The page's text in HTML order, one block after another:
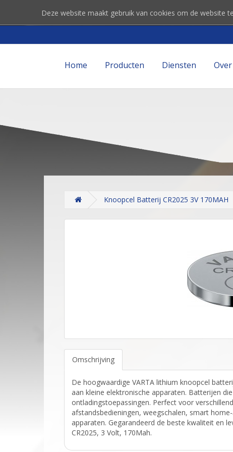
Deze website maakt gebruik van cookies om de website
Home Producten Diensten
Knoopcel Batterij CR2025 3V 170MAH
Omschrijving
De hoogwaardige VARTA lithium knoopcel
aan kleine elektronische apparaten. Batterijen
ontladingstoepassingen. Perfect voor
afstandsbedieningen, weegschalen, smart
apparaten. Gegarandeerd de beste kwaliteit en
CR2025, 3 Volt, 170Mah.